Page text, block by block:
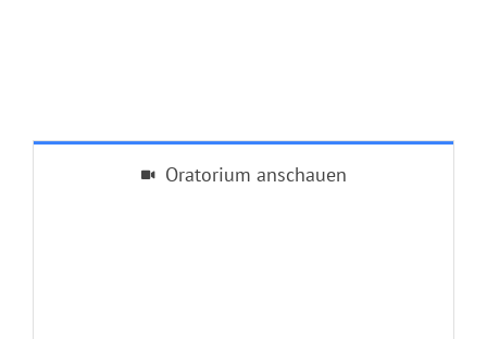
Oratorium anschauen